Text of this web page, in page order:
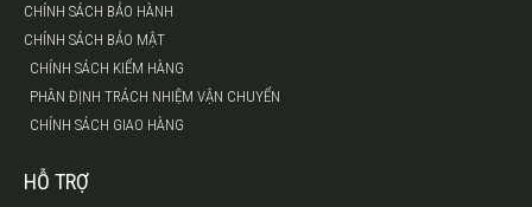
CHÍNH SÁCH BẢO HÀNH
CHÍNH SÁCH BẢO MẬT
CHÍNH SÁCH KIỂM HÀNG
PHÂN ĐỊNH TRÁCH NHIỆM VẬN CHUYỂN
CHÍNH SÁCH GIAO HÀNG
HỖ TRỢ